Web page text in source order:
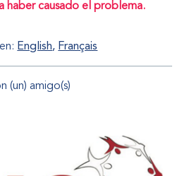
haber causado el problema.
English Français
(un) amigo(s)